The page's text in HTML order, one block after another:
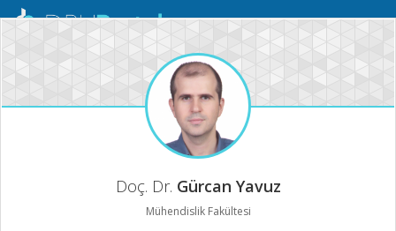
Mobil
Doç. Dr. Gürcan Yavuz
Mühendislik Fakültesi